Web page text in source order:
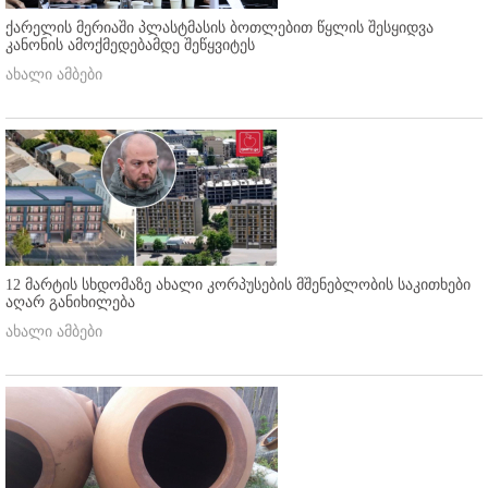
ქარელის მერიაში პლასტმასის ბოთლებით წყლის შესყიდვა
კანონის ამოქმედებამდე შეწყვიტეს
ახალი ამბები
12 მარტის სხდომაზე ახალი კორპუსების მშენებლობის საკითხები
აღარ განიხილება
ახალი ამბები